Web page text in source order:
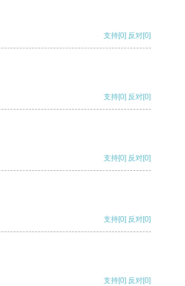
支持[0] 反对[0]
支持[0] 反对[0]
支持[0] 反对[0]
支持[0] 反对[0]
支持[0] 反对[0]